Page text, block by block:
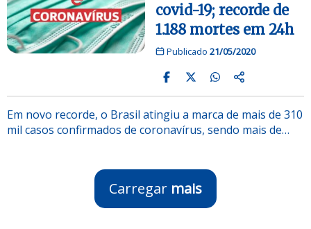
covid-19; recorde de
1.188 mortes em 24h
Publicado 21/05/2020
Em novo recorde, o Brasil atingiu a marca de mais de 310
mil casos confirmados de coronavírus, sendo mais de…
Carregar mais